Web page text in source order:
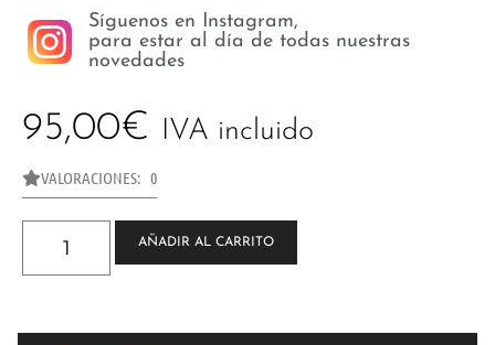
Síguenos en Instagram,
para estar al día de todas nuestras
novedades
95,00€ IVA incluido
VALORACIONES: 0
AÑADIR AL CARRITO